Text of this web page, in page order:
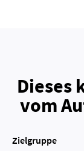
Dieses
vom
Zielgruppe